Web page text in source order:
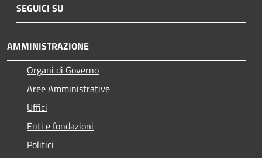
SEGUICI SU
AMMINISTRAZIONE
Organi di Governo
Aree Amministrative
Uffici
Enti e fondazioni
Politici